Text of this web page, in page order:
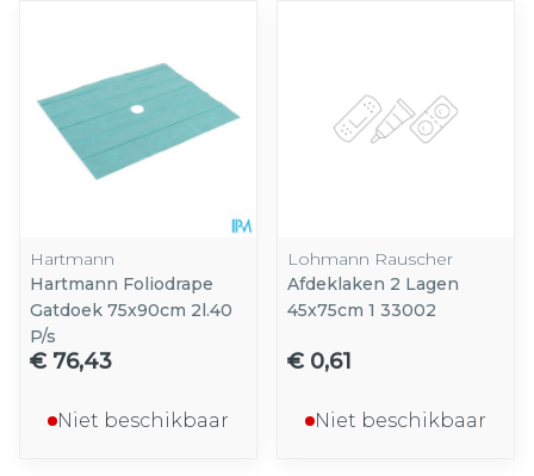
Hartmann
Hartmann Foliodrape
Gatdoek 75x90cm 2l.40
P/s
€ 76,43
Niet beschikbaar
Lohmann Rauscher
Afdeklaken 2 Lagen
45x75cm 1 33002
€ 0,61
Niet beschikbaar